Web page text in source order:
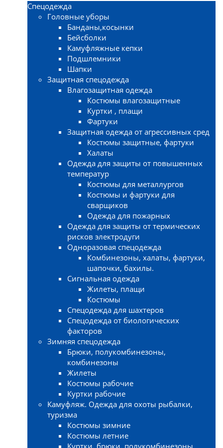
Спецодежда
Головные уборы
Банданы,косынки
Бейсболки
Камуфляжные кепки
Подшлемники
Шапки
Защитная спецодежда
Влагозащитная одежда
Костюмы влагозащитные
Куртки , плащи
Фартуки
Защитная одежда от агрессивных сред
Костюмы защитные, фартуки
Халаты
Одежда для защиты от повышенных
температур
Костюмы для металлургов
Костюмы и фартуки для
сварщиков
Одежда для пожарных
Одежда для защиты от термических
рисков электродуги
Одноразовая спецодежда
Комбинезоны, халаты, фартуки,
шапочки, бахилы.
Сигнальная одежда
Жилеты, плащи
Костюмы
Спецодежда для шахтеров
Спецодежда от биологических
факторов
Зимняя спецодежда
Брюки, полукомбинезоны,
комбинезоны
Жилеты
Костюмы рабочие
Куртки рабочие
Камуфляж. Одежда для охоты рыбалки,
туризма
Костюмы зимние
Костюмы летние
Куртки, брюки, полукомбинезоны